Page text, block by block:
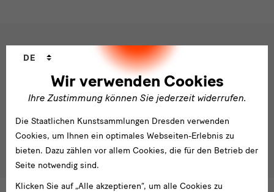
Modul
Text
Gefördert durch Medienpartner
Wir verwenden Cookies
Ihre Zustimmung können Sie jederzeit widerrufen.
Sprachwechsler
DE
Die Staatlichen Kunstsammlungen Dresden verwenden
Cookies, um Ihnen ein optimales Webseiten-Erlebnis zu
bieten. Dazu zählen vor allem Cookies, die für den Betrieb der
Seite notwendig sind.
Klicken Sie auf „Alle akzeptieren“, um alle Cookies zu